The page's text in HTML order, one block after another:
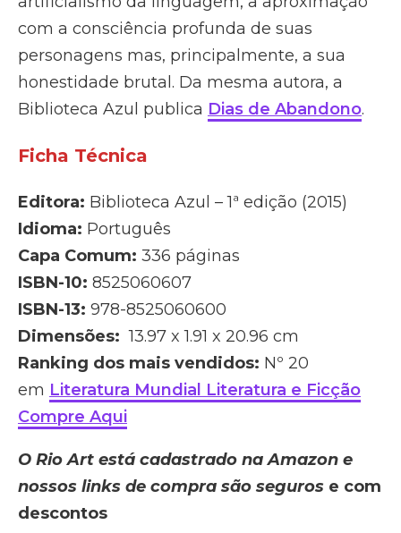
com a consciência profunda de suas
personagens mas, principalmente, a sua
honestidade brutal. Da mesma autora, a
Biblioteca Azul publica Dias de Abandono.
Ficha Técnica
Editora: ‎ Biblioteca Azul – 1ª edição (2015)
Idioma: ‎ Português
Capa Comum: 336 páginas
ISBN-10: ‎ 8525060607
ISBN-13: ‎ 978-8525060600
Dimensões: ‎13.97 x 1.91 x 20.96 cm
Ranking dos mais vendidos: Nº 20
em Literatura Mundial Literatura e Ficção
Compre Aqui
O Rio Art está cadastrado na Amazon e
nossos links de compra são seguros e com
descontos